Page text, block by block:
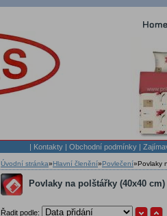
| Kontakty | Obchodní podmínky |
Úvodní stránka»Hlavní členění»Povlečení»Povlaky
Povlaky na polštářky (40x40
Řadit podle: